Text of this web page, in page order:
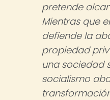
pretende
Mientras que
defiende la
propiedad
una sociedad
socialismo